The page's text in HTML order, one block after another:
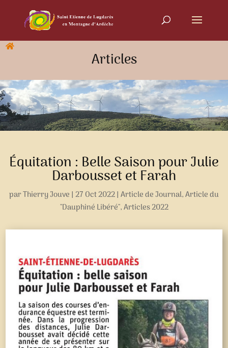
Articles
Équitation : Belle Saison pour Julie
Darbousset et Farah
parThierry Jouve | 27 Oct 2022| Article de Journal,Article du
"Dauphiné Libéré",Articles 2022